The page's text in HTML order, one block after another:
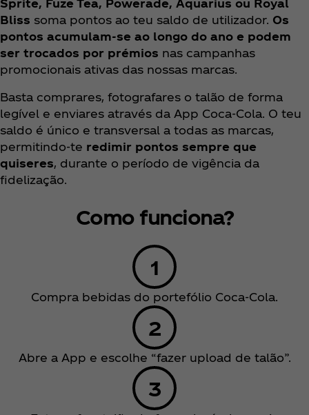
Sprite, Fuze Tea, Powerade, Aquarius ou Royal
Bliss soma pontos ao teu saldo de utilizador. Os
pontos acumulam‑se ao longo do ano e podem
ser trocados por prémios nas campanhas
promocionais ativas das nossas marcas.
Basta comprares, fotografares o talão de forma
legível e enviares através da App Coca‑Cola. O teu
saldo é único e transversal a todas as marcas,
permitindo‑te redimir pontos sempre que
quiseres, durante o período de vigência da
fidelização.
Como funciona?
Compra bebidas do portefólio Coca‑Cola.
Abre a App e escolhe “fazer upload de talão”.